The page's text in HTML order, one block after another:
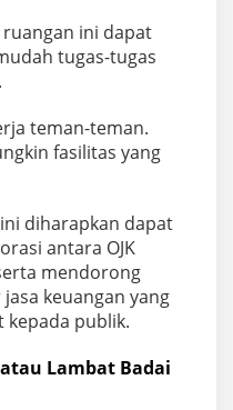
ini dapat
tugas-tugas
teman-teman.
fasilitas yang
diharapkan dapat
antara OJK
mendorong
keuangan yang
kepada publik.
Lambat Badai